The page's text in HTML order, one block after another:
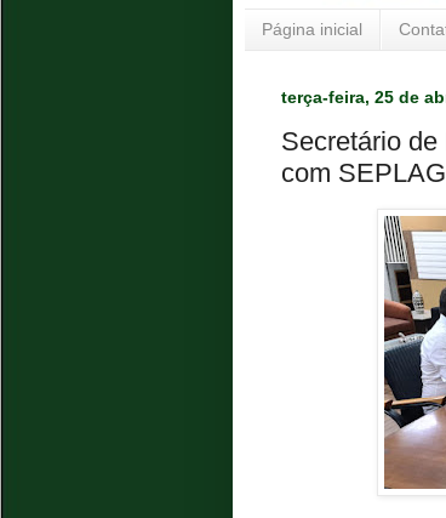
Página inicial
terça-feira, 25 de
Secretário
com